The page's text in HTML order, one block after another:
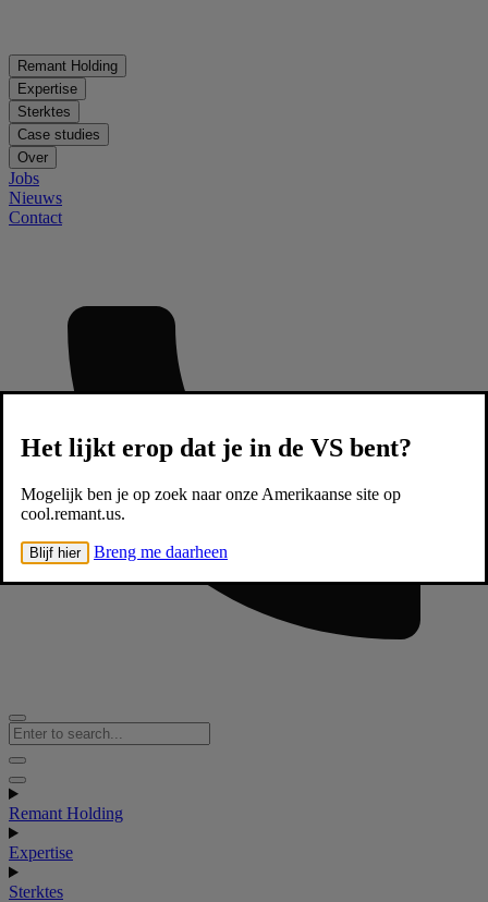
Remant Holding
Expertise
Sterktes
Case studies
Over
Jobs
Nieuws
Contact
Remant Holding
Expertise
Sterktes
Het lijkt erop dat je in de VS bent?
Mogelijk ben je op zoek naar onze Amerikaanse site op
cool.remant.us.
Blijf hier Breng me daarheen